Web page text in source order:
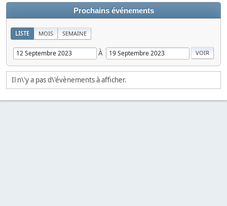
Prochains événements
LISTE MOIS SEMAINE
À
Il n\'y a pas d\'évènements à afficher.